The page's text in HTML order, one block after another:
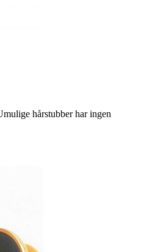
hårstubber har ingen